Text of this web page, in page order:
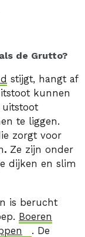
de Grutto?
stijgt, hangt af
kunnen
uitstoot
te liggen.
zorgt voor
. Ze zijn onder
dijken en slim
is berucht
Boeren
. De